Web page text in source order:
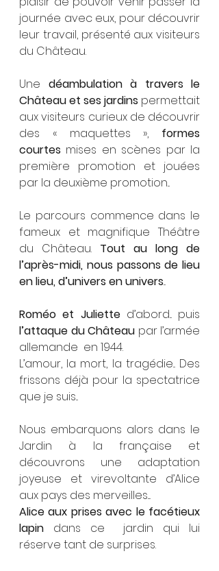
journée avec eux, pour découvrir
leur travail, présenté aux visiteurs
du Château.
Une déambulation à travers le
Château et ses jardins permettait
aux visiteurs curieux de découvrir
des « maquettes », formes
courtes mises en scènes par la
première promotion et jouées
par la deuxième promotion...
Le parcours commence dans le
fameux et magnifique Théâtre
du Château. Tout au long de
l’après-midi, nous passons de lieu
en lieu, d’univers en univers...
Roméo et Juliette
l’attaque du Château par l’armée
allemande  en 1944.
L’amour, la mort, la tragédie... Des
frissons déjà pour la spectatrice
que je suis...
Nous embarquons alors dans le
Jardin à la française et
découvrons une adaptation
joyeuse et virevoltante d’Alice
aux pays des merveilles....
Alice aux prises avec le facétieux
lapin dans ce  jardin qui lui
réserve tant de surprises.